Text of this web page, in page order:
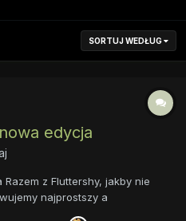
SORTUJ WEDŁUG
edycja
z Fluttershy, jakby nie
najprostszy a